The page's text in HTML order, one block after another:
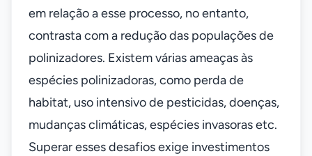
em relação a esse processo, no entanto,
contrasta com a redução das populações de
polinizadores. Existem várias ameaças às
espécies polinizadoras, como perda de
habitat, uso intensivo de pesticidas, doenças,
mudanças climáticas, espécies invasoras etc.
Superar esses desafios exige investimentos